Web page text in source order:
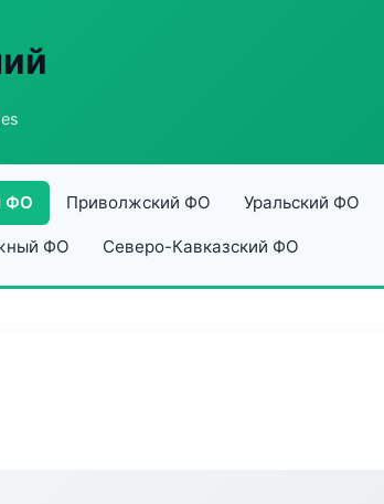
ФО Приволжский ФО Уральский ФО
ФО Северо-Кавказский ФО